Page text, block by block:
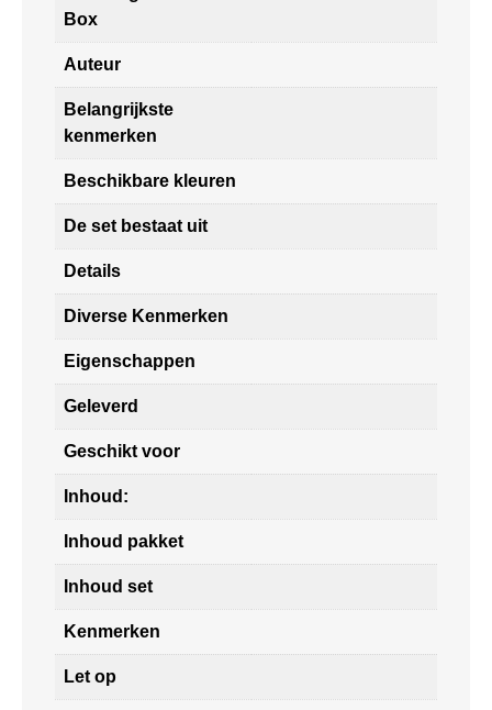
Box
Auteur
Belangrijkste
kenmerken
Beschikbare kleuren
De set bestaat uit
Details
Diverse Kenmerken
Eigenschappen
Geleverd
Geschikt voor
Inhoud:
Inhoud pakket
Inhoud set
Kenmerken
Let op